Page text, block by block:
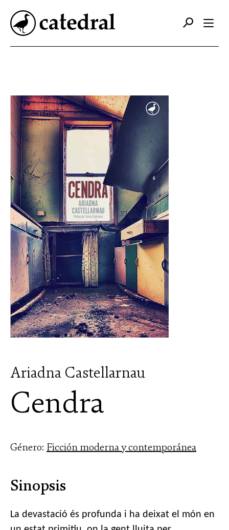
Autores
Editorial
Foreign Rights
Contacto
Ariadna Castellarnau
Cendra
Género: Ficción moderna y contemporánea
Sinopsis
La devastació és profunda i ha deixat el món en